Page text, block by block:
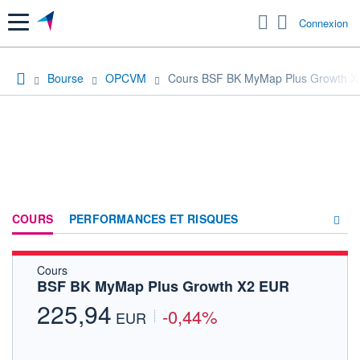
Menu Connexion
Bourse OPCVM Cours BSF BK MyMap Plus Growth
COURS PERFORMANCES ET RISQUES
Cours
BSF BK MyMap Plus Growth X2 EUR
225,94 EUR -0,44%